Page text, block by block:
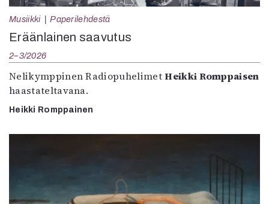
Musiikki Paperilehdestä
Eräänlainen saavutus
2–3/2026
Nelikymppinen RadiopuhelimetHeikki Romppaisen
haastateltavana.
Heikki Romppainen